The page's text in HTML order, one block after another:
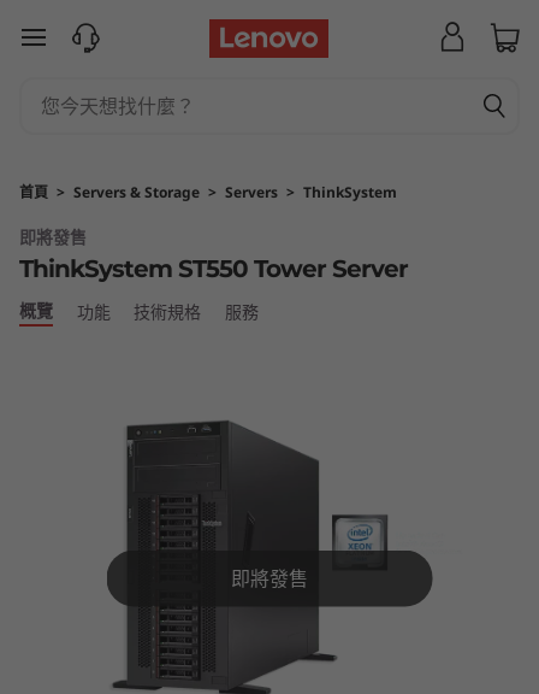
o
v
T
跳至主要內容
首頁 > Servers & Storage > Servers > ThinkSystem
即將發售
ThinkSystem ST550 Tower Server
概覽 功能 技術規格 服務
即將發售